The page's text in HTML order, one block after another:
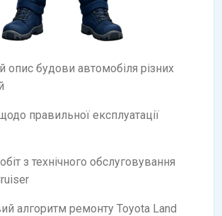
опис будови автомобіля різних
правильної експлуатації
з технічного обслуговування
алгоритм ремонту Toyota Land